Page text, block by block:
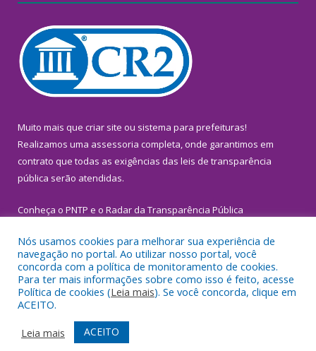
Muito mais que criar site ou sistema para prefeituras!
Realizamos uma assessoria completa, onde garantimos em
contrato que todas as exigências das leis de transparência
pública serão atendidas.
Conheça o PNTP e o Radar da Transparência Pública
Todos os direitos reservados a Prefeitura Municipal de
Inhangapi.
Mapa do Site
Acessar Área Administrativa
Acessar Webmail
Nós usamos cookies para melhorar sua experiência de
navegação no portal. Ao utilizar nosso portal, você
concorda com a política de monitoramento de cookies.
Para ter mais informações sobre como isso é feito, acesse
Política de cookies (Leia mais). Se você concorda, clique em
ACEITO.
Leia mais
ACEITO